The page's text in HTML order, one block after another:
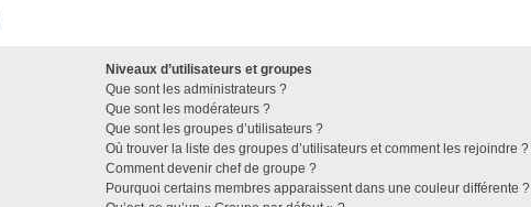
Niveaux d’utilisateurs et groupes
Que sont les administrateurs ?
Que sont les modérateurs ?
Que sont les groupes d’utilisateurs ?
Où trouver la liste des groupes d’utilisateurs et comment les rejoindre ?
Comment devenir chef de groupe ?
Pourquoi certains membres apparaissent dans une couleur différente ?